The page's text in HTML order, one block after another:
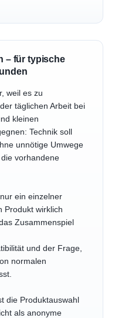
– für typische
weil es zu
täglichen Arbeit bei
kleinen
Technik soll
unnötige Umwege
vorhandene
ein einzelner
Produkt wirklich
Zusammenspiel
und der Frage,
normalen
die Produktauswahl
als anonyme